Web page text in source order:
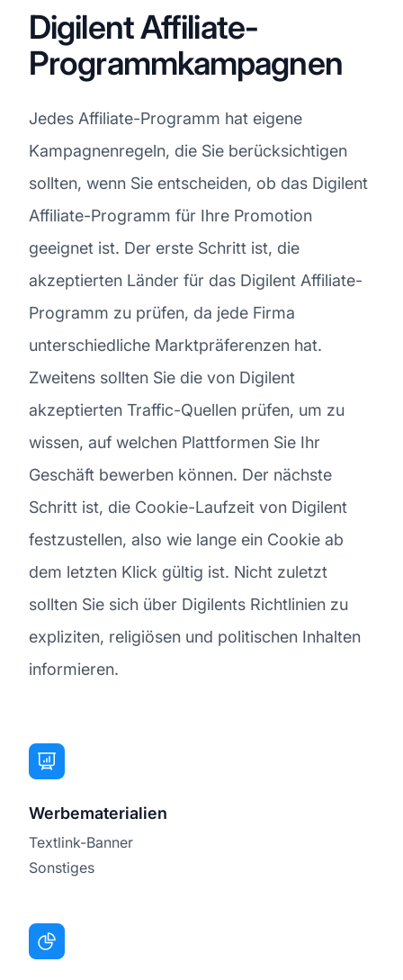
Digilent Affiliate-
Programmkampagnen
Jedes Affiliate-Programm hat eigene
Kampagnenregeln, die Sie berücksichtigen
sollten, wenn Sie entscheiden, ob das Digilent
Affiliate-Programm für Ihre Promotion
geeignet ist. Der erste Schritt ist, die
akzeptierten Länder für das Digilent Affiliate-
Programm zu prüfen, da jede Firma
unterschiedliche Marktpräferenzen hat.
Zweitens sollten Sie die von Digilent
akzeptierten Traffic-Quellen prüfen, um zu
wissen, auf welchen Plattformen Sie Ihr
Geschäft bewerben können. Der nächste
Schritt ist, die Cookie-Laufzeit von Digilent
festzustellen, also wie lange ein Cookie ab
dem letzten Klick gültig ist. Nicht zuletzt
sollten Sie sich über Digilents Richtlinien zu
expliziten, religiösen und politischen Inhalten
informieren.
Werbematerialien
Textlink-Banner
Sonstiges